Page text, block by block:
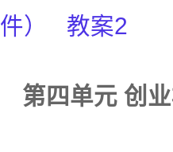
件） 教案2
第四单元 创